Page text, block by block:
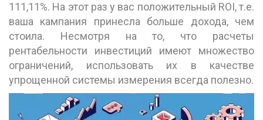
111,11%. На этот раз у вас положительный ROI, т.е.
ваша кампания принесла больше дохода, чем
стоила. Несмотря на то, что расчеты
рентабельности инвестиций имеют множество
ограничений, использовать их в качестве
упрощенной системы измерения всегда полезно.